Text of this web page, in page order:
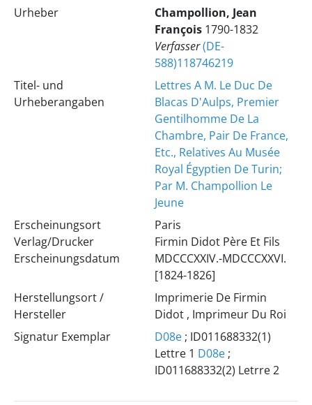
Urheber
Champollion, Jean
François 1790-1832
Verfasser(DE-
588)118746219
Titel- und
Urheberangaben
Lettres A M. Le Duc De
Blacas D'Aulps, Premier
Gentilhomme De La
Chambre, Pair De France,
Etc., Relatives Au Musée
Royal Égyptien De Turin;
Par M. Champollion Le
Jeune
Erscheinungsort
Verlag/Drucker
Erscheinungsdatum
Paris
Firmin Didot Père Et Fils
MDCCCXXIV.-MDCCCXXVI.
[1824-1826]
Herstellungsort /
Hersteller
Imprimerie De Firmin
Didot , Imprimeur Du Roi
Signatur Exemplar
D08e; ID011688332(1)
Lettre 1 D08e;
ID011688332(2) Letrre 2